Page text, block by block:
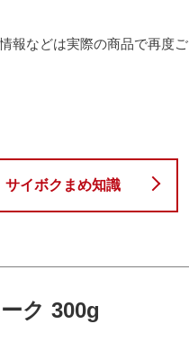
報などは実際の商品で再度ご
サイボクまめ知識
ク 300g